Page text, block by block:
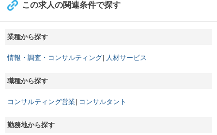
この求人の関連条件で探す
業種から探す
情報・調査・コンサルティング 人材サービス
職種から探す
コンサルティング営業 コンサルタント
勤務地から探す